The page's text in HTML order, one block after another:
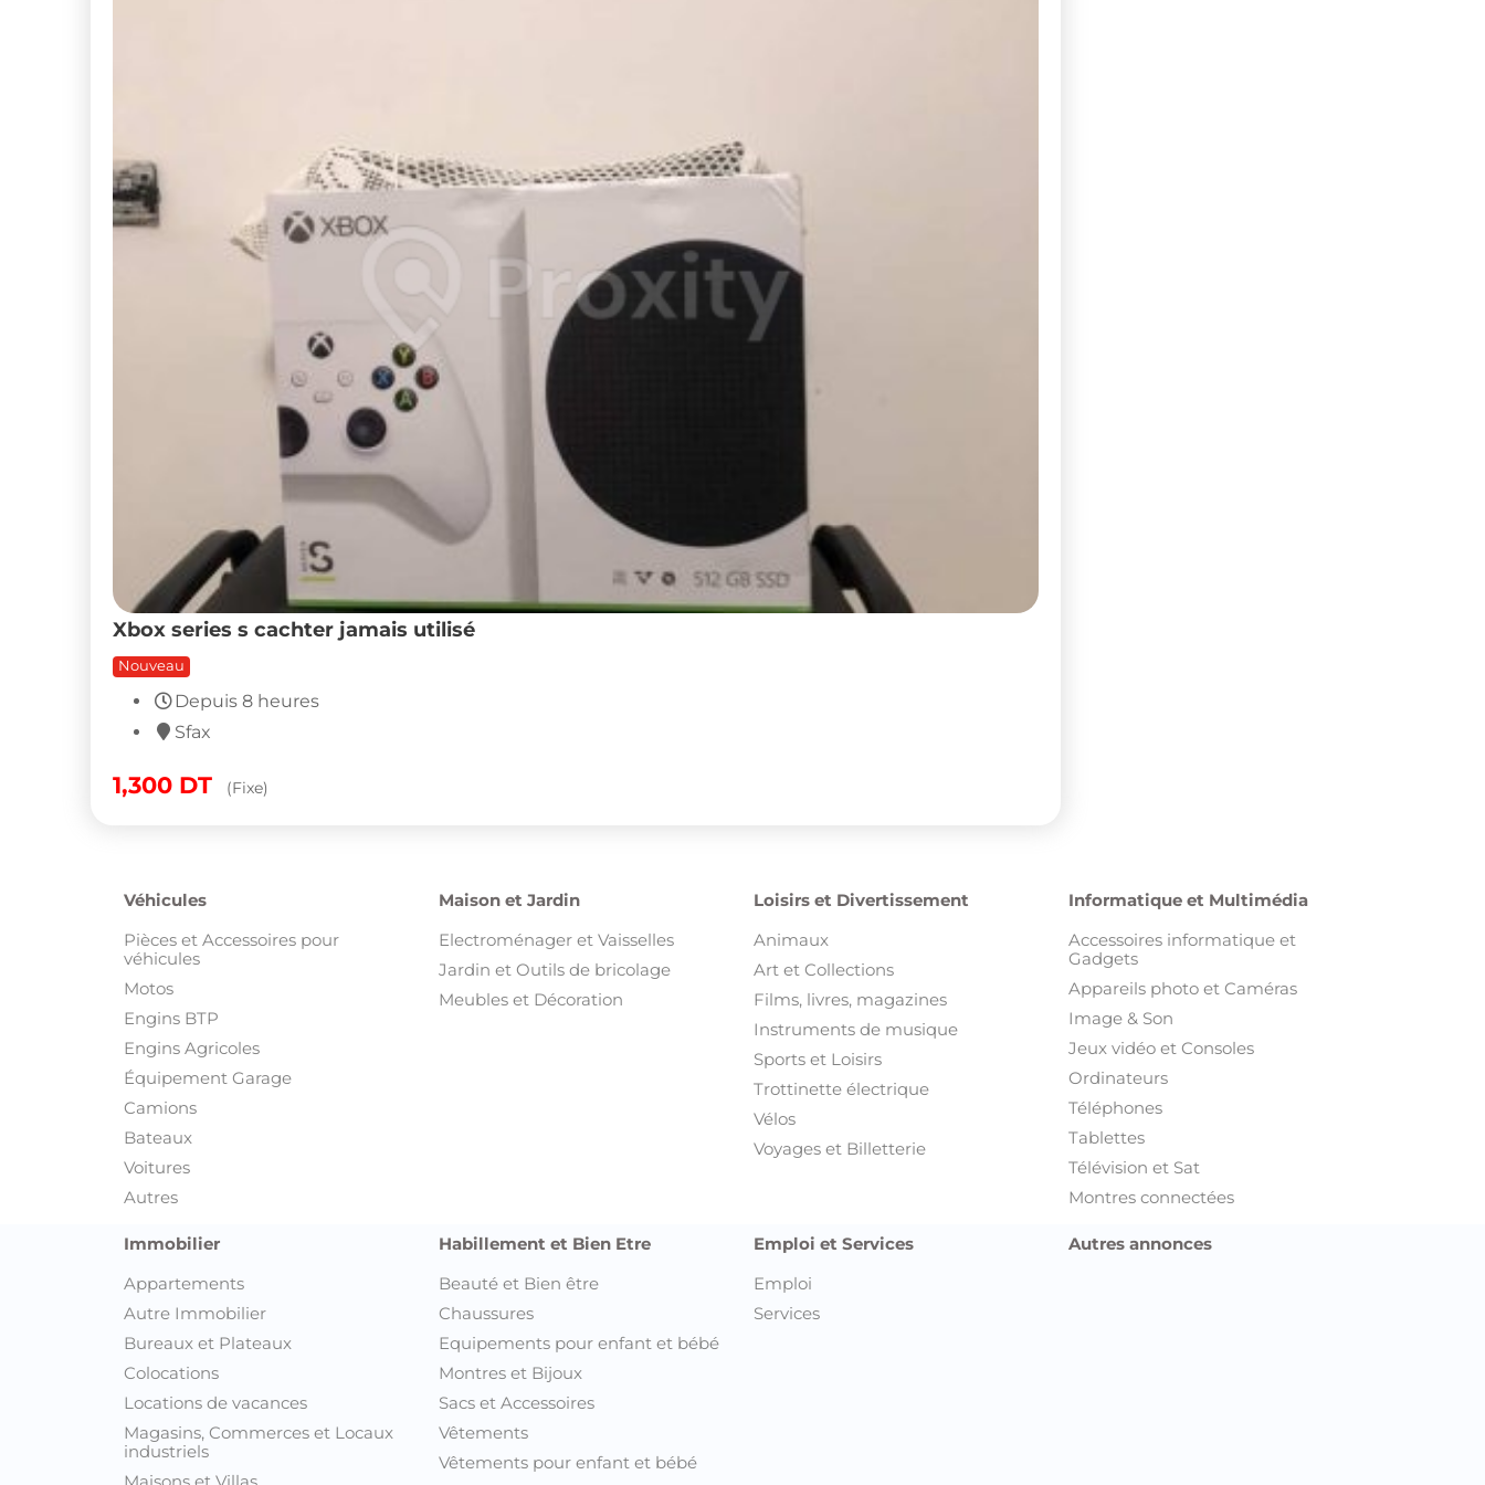
Xbox series s cachter jamais utilisé
Nouveau
Depuis 8 heures
Sfax
1,300 DT (Fixe)
Véhicules
Pièces et Accessoires pour
véhicules
Motos
Engins BTP
Engins Agricoles
Équipement Garage
Camions
Bateaux
Voitures
Autres
Maison et Jardin
Electroménager et Vaisselles
Jardin et Outils de bricolage
Meubles et Décoration
Loisirs et Divertissement
Animaux
Art et Collections
Films, livres, magazines
Instruments de musique
Sports et Loisirs
Trottinette électrique
Vélos
Voyages et Billetterie
Informatique et Multimédia
Accessoires informatique et
Gadgets
Appareils photo et Caméras
Image & Son
Jeux vidéo et Consoles
Ordinateurs
Téléphones
Tablettes
Télévision et Sat
Montres connectées
Immobilier
Appartements
Autre Immobilier
Bureaux et Plateaux
Colocations
Locations de vacances
Magasins, Commerces et Locaux
industriels
Habillement et Bien Etre
Beauté et Bien être
Chaussures
Equipements pour enfant et bébé
Montres et Bijoux
Sacs et Accessoires
Vêtements
Vêtements pour enfant et bébé
Emploi et Services
Emploi
Services
Autres annonces